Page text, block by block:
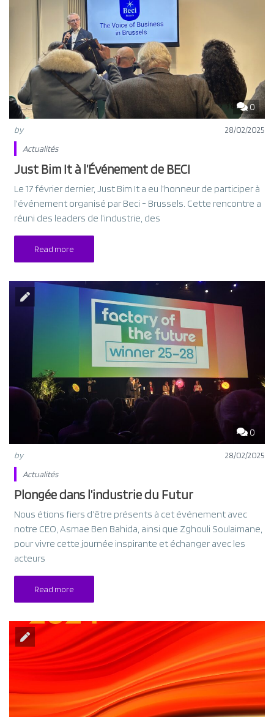
0
by
28/02/2025
Actualités
Just Bim It à l’Événement de BECI
Le 17 février dernier, Just Bim It a eu l’honneur de participer à
l’événement organisé par Beci - Brussels. Cette rencontre a
réuni des leaders de l’industrie, des
Read more
0
by
28/02/2025
Actualités
Plongée dans l’industrie du Futur
Nous étions fiers d’être présents à cet événement avec
notre CEO, Asmae Ben Bahida, ainsi que Zghouli Soulaimane,
pour vivre cette journée inspirante et échanger avec les
acteurs
Read more